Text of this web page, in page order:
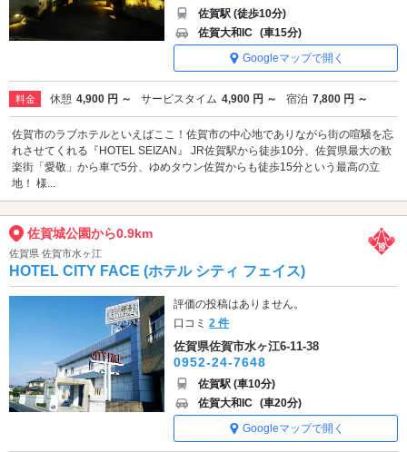
佐賀駅 (徒歩10分)
佐賀大和IC (車15分)
Googleマップで開く
料金 休憩 4,900 円 ～ サービスタイム 4,900 円 ～ 宿泊 7,800 円 ～
佐賀市のラブホテルといえばここ！佐賀市の中心地でありながら街の喧騒を忘
れさせてくれる『HOTEL SEIZAN』 JR佐賀駅から徒歩10分、佐賀県最大の歓
楽街「愛敬」から車で5分、ゆめタウン佐賀からも徒歩15分という最高の立
地！ 様...
佐賀城公園から0.9km
佐賀県 佐賀市水ヶ江
HOTEL CITY FACE (ホテル シティ フェイス)
評価の投稿はありません。
口コミ2 件
佐賀県佐賀市水ヶ江6-11-38
0952-24-7648
佐賀駅 (車10分)
佐賀大和IC (車20分)
Googleマップで開く